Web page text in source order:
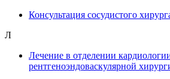
Консультация сосудистого
Л
Лечение в отделении
рентгеноэндоваскулярной